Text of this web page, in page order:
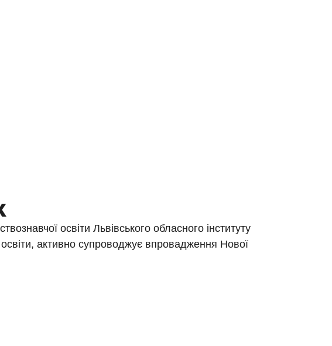
освіти Львівського обласного інституту
освіти, активно супроводжує впровадження Нової